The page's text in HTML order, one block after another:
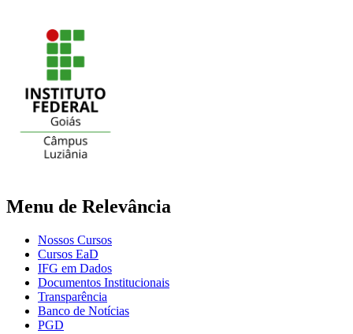
Menu de Relevância
Nossos Cursos
Cursos EaD
IFG em Dados
Documentos Institucionais
Transparência
Banco de Notícias
PGD